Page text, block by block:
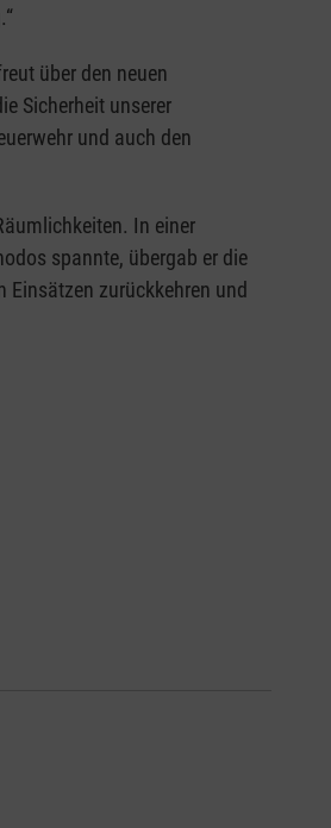
über den neuen
Sicherheit unserer
und auch den
In einer
spannte, übergab er die
Einsätzen zurückkehren und